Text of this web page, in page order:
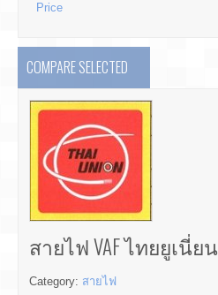
Price
COMPARE SELECTED
สายไฟ VAF ไทยยูเนี่ยน
Category: สายไฟ